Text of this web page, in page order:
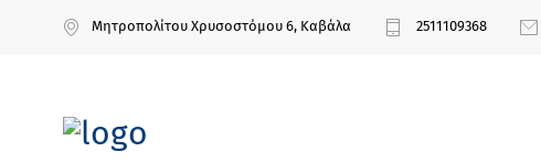
Μητροπολίτου Χρυσοστόμου 6, Καβάλα 2511109368